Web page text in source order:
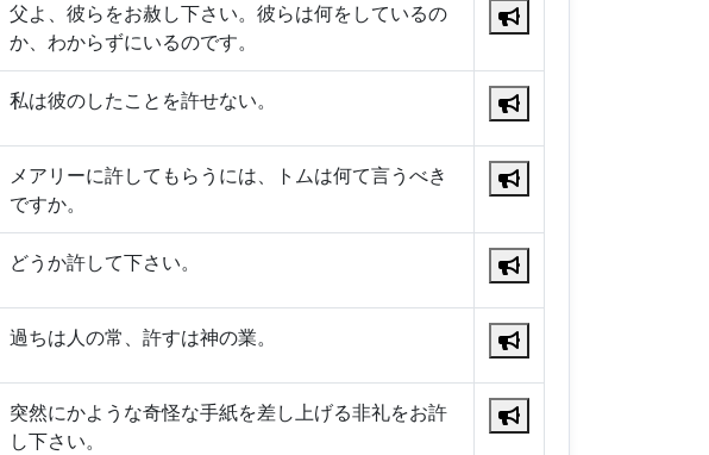
父よ、彼らをお赦し下さい。彼らは何をしているの
か、わからずにいるのです。
私は彼のしたことを許せない。
メアリーに許してもらうには、トムは何て言うべき
ですか。
どうか許して下さい。
過ちは人の常、許すは神の業。
突然にかような奇怪な手紙を差し上げる非礼をお許
し下さい。